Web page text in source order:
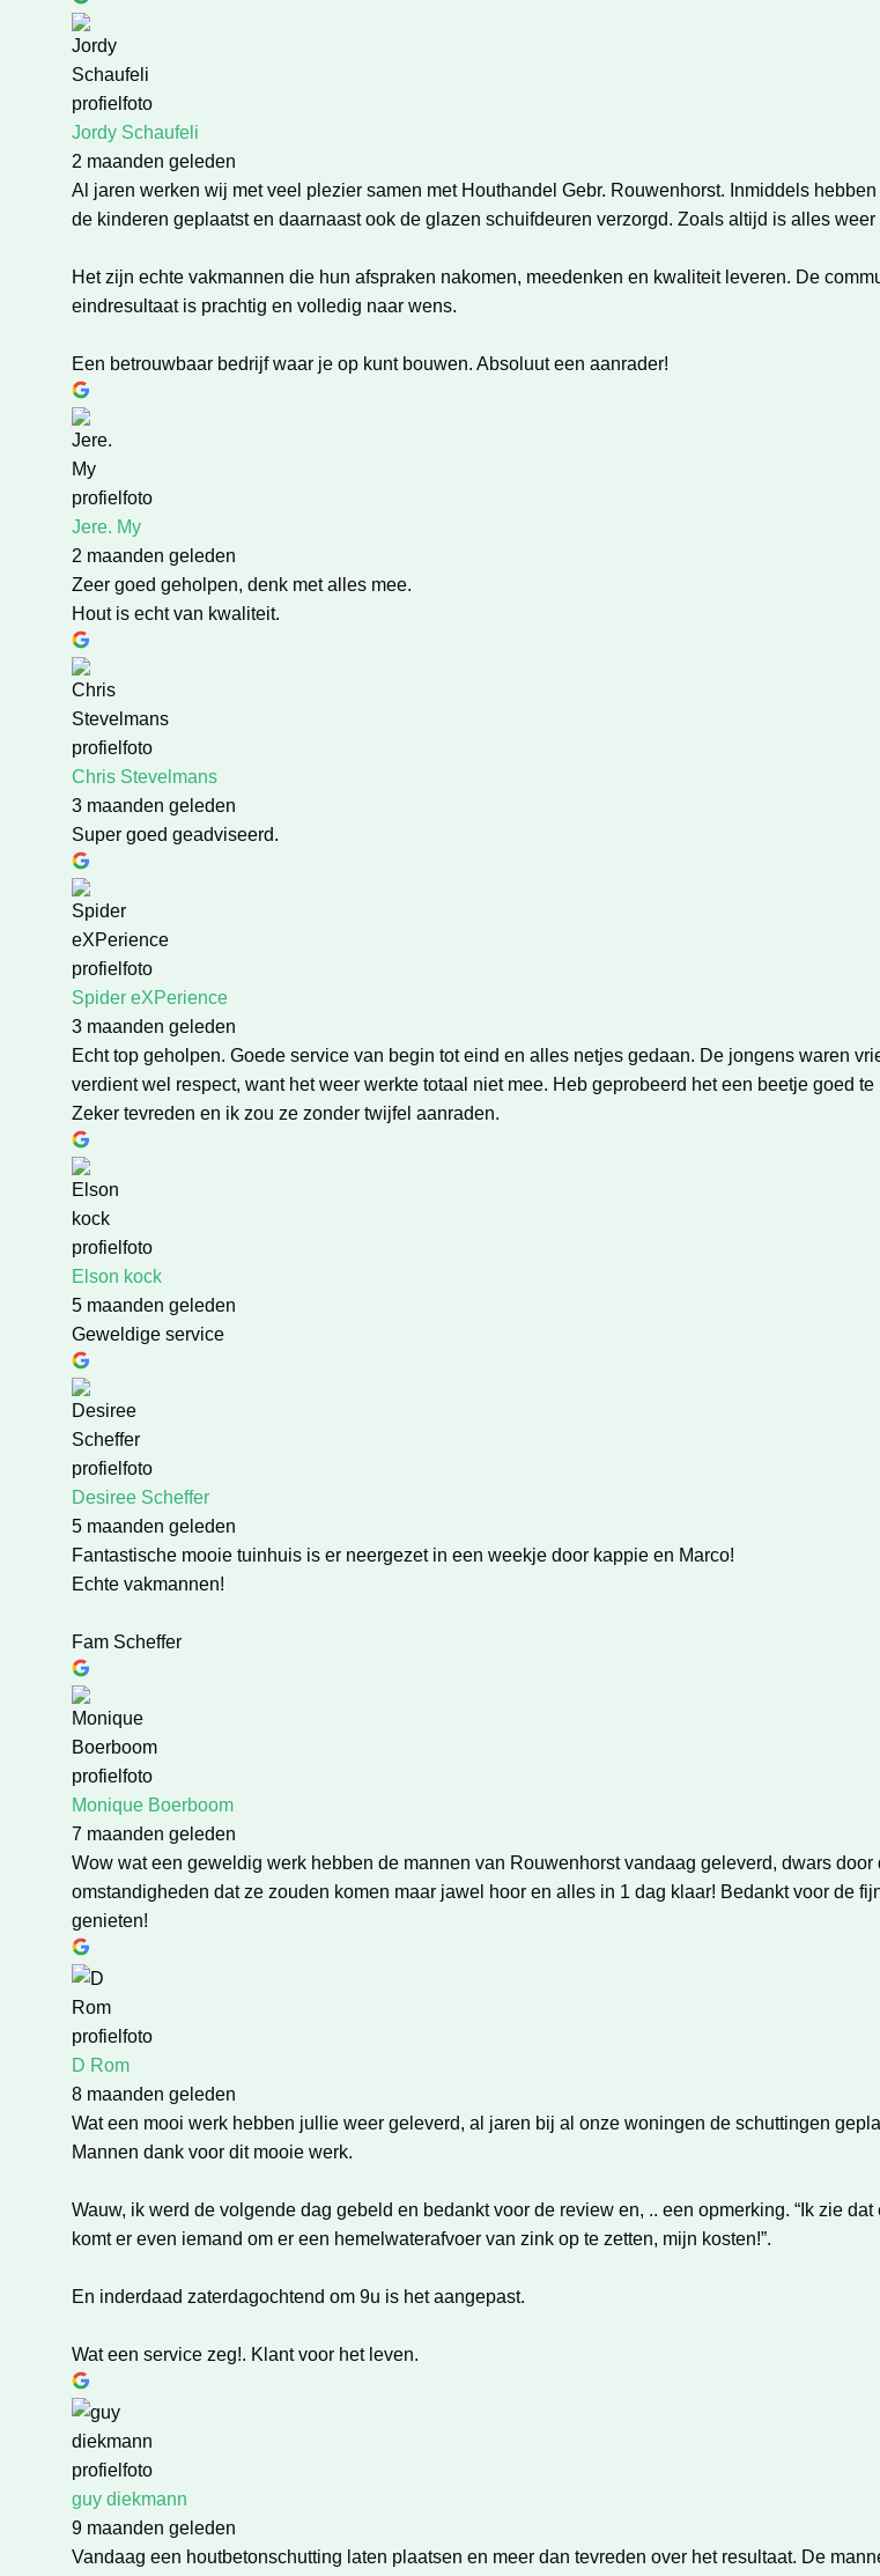
Jordy Schaufeli
2 maanden geleden
Al jaren werken wij met veel plezier samen met Houthandel Gebr. Rouwenhorst. Inmiddels
de kinderen geplaatst en daarnaast ook de glazen schuifdeuren verzorgd. Zoals altijd is alles
Het zijn echte vakmannen die hun afspraken nakomen, meedenken en kwaliteit leveren. De
eindresultaat is prachtig en volledig naar wens.
Een betrouwbaar bedrijf waar je op kunt bouwen. Absoluut een aanrader!
Jere. My
2 maanden geleden
Zeer goed geholpen, denk met alles mee.
Hout is echt van kwaliteit.
Chris Stevelmans
3 maanden geleden
Super goed geadviseerd.
Spider eXPerience
3 maanden geleden
Echt top geholpen. Goede service van begin tot eind en alles netjes gedaan. De jongens waren
verdient wel respect, want het weer werkte totaal niet mee. Heb geprobeerd het een beetje goed
Zeker tevreden en ik zou ze zonder twijfel aanraden.
Elson kock
5 maanden geleden
Geweldige service
Desiree Scheffer
5 maanden geleden
Fantastische mooie tuinhuis is er neergezet in een weekje door kappie en Marco!
Echte vakmannen!
Fam Scheffer
Monique Boerboom
7 maanden geleden
Wow wat een geweldig werk hebben de mannen van Rouwenhorst vandaag geleverd, dwars
omstandigheden dat ze zouden komen maar jawel hoor en alles in 1 dag klaar! Bedankt voor de
genieten!
D Rom
8 maanden geleden
Wat een mooi werk hebben jullie weer geleverd, al jaren bij al onze woningen de schuttingen
Mannen dank voor dit mooie werk.
Wauw, ik werd de volgende dag gebeld en bedankt voor de review en, .. een opmerking. “Ik zie
komt er even iemand om er een hemelwaterafvoer van zink op te zetten, mijn kosten!”.
En inderdaad zaterdagochtend om 9u is het aangepast.
Wat een service zeg!. Klant voor het leven.
guy diekmann
9 maanden geleden
Vandaag een houtbetonschutting laten plaatsen en meer dan tevreden over het resultaat. De